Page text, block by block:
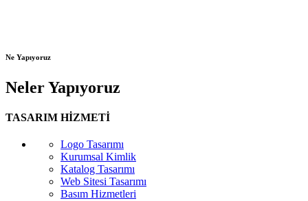
Ne Yapıyoruz
Neler Yapıyoruz
TASARIM HİZMETİ
Logo Tasarımı
Kurumsal Kimlik
Katalog Tasarımı
Web Sitesi Tasarımı
Basım Hizmetleri